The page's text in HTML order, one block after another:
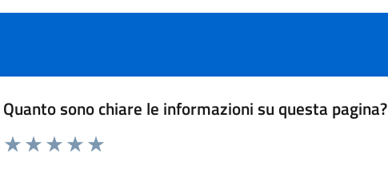
Quanto sono chiare le informazioni su questa pagina?
Valuta da 1 a 5 stelle la pagina